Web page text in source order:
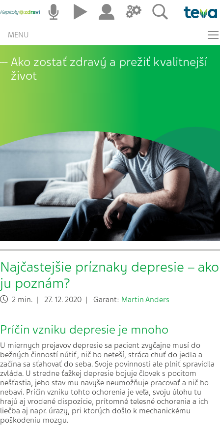
MENU
Ako zostať zdravý a prežiť kvalitnejší
život
Najčastejšie príznaky depresie – ako
ju poznám?
2 min. | 27. 12. 2020 | Garant: Martin Anders
Príčin vzniku depresie je mnoho
U miernych prejavov depresie sa pacient zvyčajne musí do
bežných činností nútiť, nič ho neteší, stráca chuť do jedla a
začína sa sťahovať do seba. Svoje povinnosti ale plniť spravidla
zvláda. U stredne ťažkej depresie bojuje človek s pocitom
nešťastia, jeho stav mu navyše neumožňuje pracovať a nič ho
nebaví. Príčin vzniku tohto ochorenia je veľa, svoju úlohu tu
hrajú aj vrodené dispozície, prítomné telesné ochorenia a ich
liečba aj napr. úrazy, pri ktorých došlo k mechanickému
poškodeniu mozgu.